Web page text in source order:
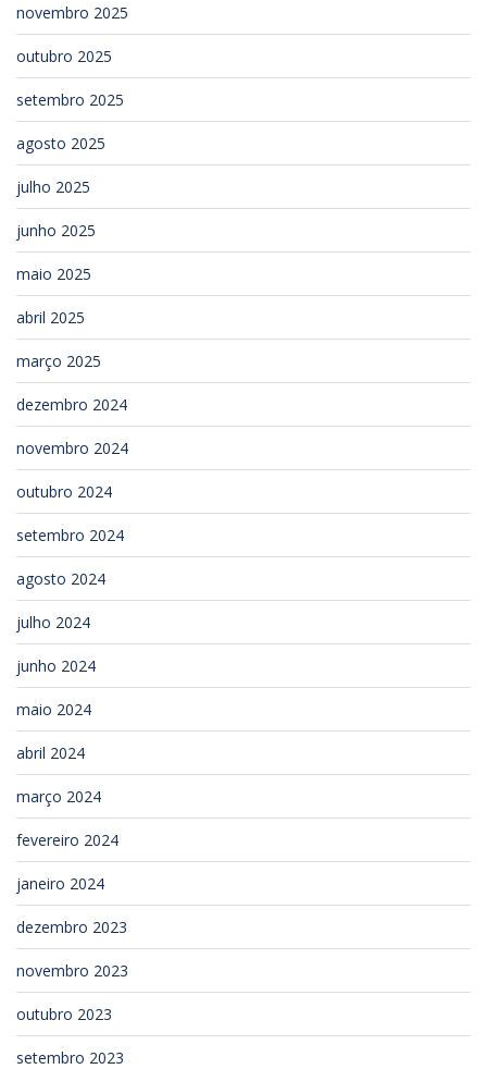
novembro 2025
outubro 2025
setembro 2025
agosto 2025
julho 2025
junho 2025
maio 2025
abril 2025
março 2025
dezembro 2024
novembro 2024
outubro 2024
setembro 2024
agosto 2024
julho 2024
junho 2024
maio 2024
abril 2024
março 2024
fevereiro 2024
janeiro 2024
dezembro 2023
novembro 2023
outubro 2023
setembro 2023